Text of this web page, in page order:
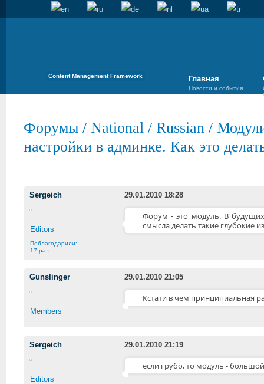
Content Management Framework Главная
Новости и события
Форумы / National / Russian /
настройки в админке. Как это
Sergeich 29.01.2010 18:28
Editors
Поблагодарили:
17 раз
Форум - это модуль. В будущих
смысла делать такие глубокие
Gunslinger 29.01.2010 21:05
Members
Кстати в чем принципиальная
Sergeich 29.01.2010 21:19
Editors
если грубо, то модуль -